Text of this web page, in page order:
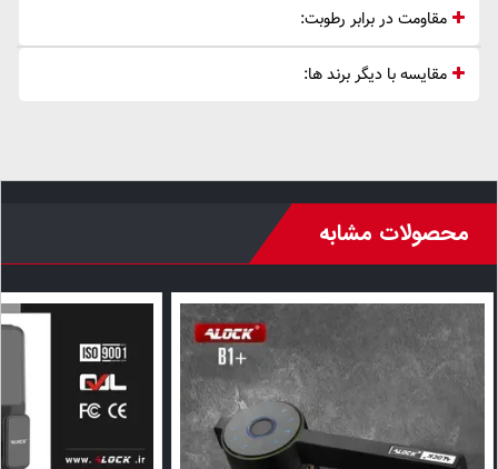
مقاومت در برابر رطوبت:
مقایسه با دیگر برند ها:
محصولات مشابه